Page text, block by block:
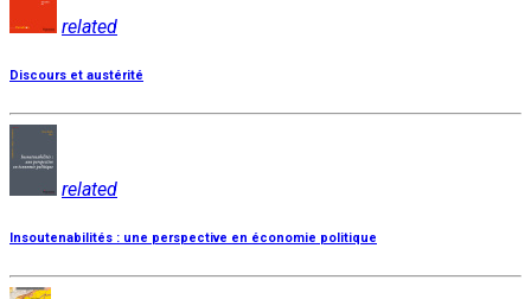
related
Discours et austérité
related
Insoutenabilités : une perspective en économie politique